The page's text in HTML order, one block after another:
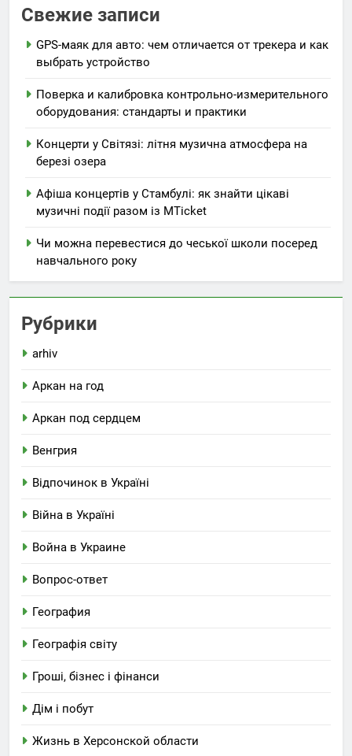
Свежие записи
GPS-маяк для авто: чем отличается от трекера и как
выбрать устройство
Поверка и калибровка контрольно-измерительного
оборудования: стандарты и практики
Концерти у Світязі: літня музична атмосфера на
березі озера
Афіша концертів у Стамбулі: як знайти цікаві
музичні події разом із MTicket
Чи можна перевестися до чеської школи посеред
навчального року
Рубрики
arhiv
Аркан на год
Аркан под сердцем
Венгрия
Відпочинок в Україні
Війна в Україні
Война в Украине
Вопрос-ответ
География
Географія світу
Гроші, бізнес і фінанси
Дім і побут
Жизнь в Херсонской области